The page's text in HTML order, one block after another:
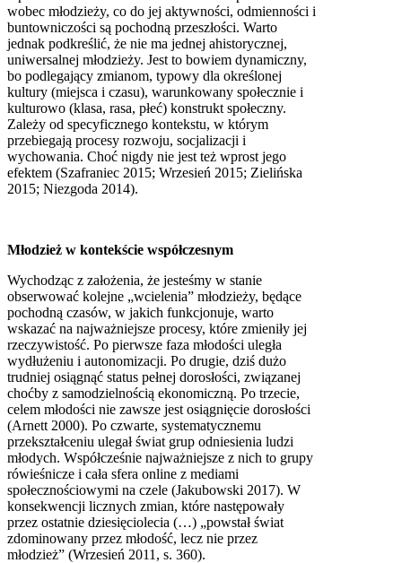
wobec młodzieży, co do jej aktywności, odmienności i
buntowniczości są pochodną przeszłości. Warto
jednak podkreślić, że nie ma jednej ahistorycznej,
uniwersalnej młodzieży. Jest to bowiem dynamiczny,
bo podlegający zmianom, typowy dla określonej
kultury (miejsca i czasu), warunkowany społecznie i
kulturowo (klasa, rasa, płeć) konstrukt społeczny.
Zależy od specyficznego kontekstu, w którym
przebiegają procesy rozwoju, socjalizacji i
wychowania. Choć nigdy nie jest też wprost jego
efektem (Szafraniec 2015; Wrzesień 2015; Zielińska
2015; Niezgoda 2014).
Młodzież w kontekście współczesnym
Wychodząc z założenia, że jesteśmy w stanie
obserwować kolejne „wcielenia” młodzieży, będące
pochodną czasów, w jakich funkcjonuje, warto
wskazać na najważniejsze procesy, które zmieniły jej
rzeczywistość. Po pierwsze faza młodości uległa
wydłużeniu i autonomizacji. Po drugie, dziś dużo
trudniej osiągnąć status pełnej dorosłości, związanej
choćby z samodzielnością ekonomiczną. Po trzecie,
celem młodości nie zawsze jest osiągnięcie dorosłości
(Arnett 2000). Po czwarte, systematycznemu
przekształceniu ulegał świat grup odniesienia ludzi
młodych. Współcześnie najważniejsze z nich to grupy
rówieśnicze i cała sfera online z mediami
społecznościowymi na czele (Jakubowski 2017). W
konsekwencji licznych zmian, które następowały
przez ostatnie dziesięciolecia (…) „powstał świat
zdominowany przez młodość, lecz nie przez
młodzież” (Wrzesień 2011, s. 360).